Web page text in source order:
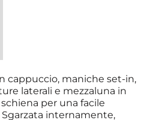
cappuccio, maniche set-in,
laterali e mezzaluna in
per una facile
Sgarzata internamente,